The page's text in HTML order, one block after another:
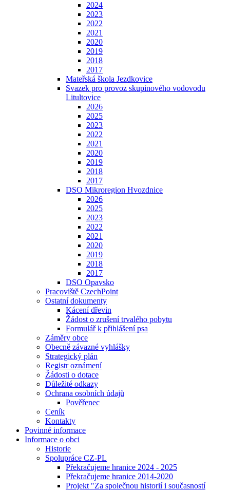
2024
2023
2022
2021
2020
2019
2018
2017
Mateřská škola Jezdkovice
Svazek pro provoz skupinového vodovodu
Litultovice
2026
2025
2023
2022
2021
2020
2019
2018
2017
DSO Mikroregion Hvozdnice
2026
2025
2023
2022
2021
2020
2019
2018
2017
DSO Opavsko
Pracoviště CzechPoint
Ostatní dokumenty
Kácení dřevin
Žádost o zrušení trvalého pobytu
Formulář k přihlášení psa
Záměry obce
Obecně závazné vyhlášky
Strategický plán
Registr oznámení
Žádosti o dotace
Důležité odkazy
Ochrana osobních údajů
Pověřenec
Ceník
Kontakty
Povinné informace
Informace o obci
Historie
Spolupráce CZ-PL
Překračujeme hranice 2024 - 2025
Překračujeme hranice 2014-2020
Projekt "Za společnou historií i současností